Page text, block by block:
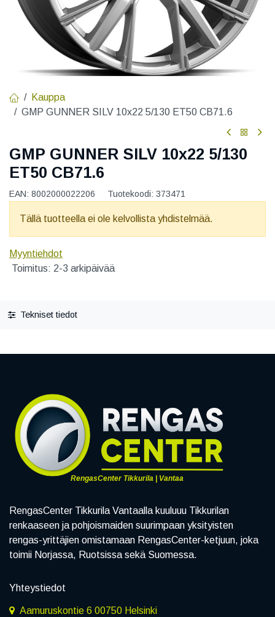
Kauppa
GMP GUNNER SILV 10x22 5/130 ET50 CB71.6
GMP GUNNER SILV 10x22 5/130
ET50 CB71.6
EAN: 8002000022206 Tuotekoodi: 373471
Tällä tuotteella ei ole kelvollista yhdistelmää.
Myyntiehdot
Toimitus: 2-3 arkipäivää
Tekniset tiedot
RengasCenter Tikkurila | Vantaa
RengasCenter Tikkurila Vantaalla kuuluuu Tikkurilan
renkaaseen ja pohjoismaiden suurimpaan yksityisten
rengas-yrittäjien omistamaan RengasCenter-ketjuun, joka
toimii Norjassa, Ruotsissa sekä Suomessa.
Yhteystiedot
Aamuruskontie 6 00750 Helsinki